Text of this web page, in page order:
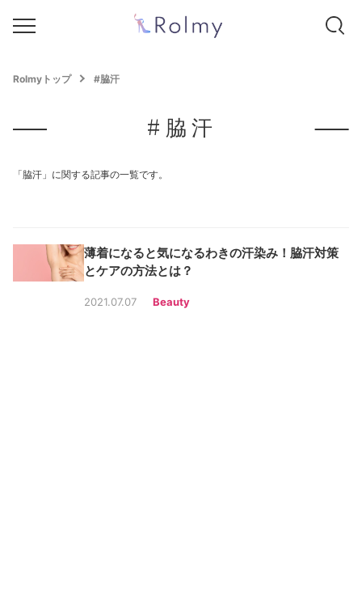
Rolmyトップ #脇汗
#脇汗
「脇汗」に関する記事の一覧です。
薄着になると気になるわきの汗染み！脇汗対策
とケアの方法とは？
2021.07.07 Beauty